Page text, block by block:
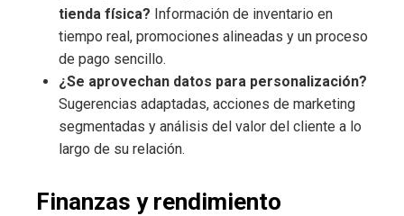
tienda física? Información de inventario en
tiempo real, promociones alineadas y un proceso
de pago sencillo.
¿Se aprovechan datos para personalización?
Sugerencias adaptadas, acciones de marketing
segmentadas y análisis del valor del cliente a lo
largo de su relación.
Finanzas y rendimiento